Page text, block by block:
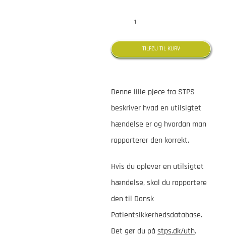
hændelser
-
det
antal
TILFØJ TIL KURV
Denne lille pjece fra STPS
beskriver hvad en utilsigtet
hændelse er og hvordan man
rapporterer den korrekt.
Hvis du oplever en utilsigtet
hændelse, skal du rapportere
den til Dansk
Patientsikkerhedsdatabase.
Det gør du på stps.dk/uth.